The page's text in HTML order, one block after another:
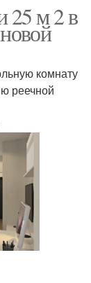
25 м 2 в
комнату
реечной